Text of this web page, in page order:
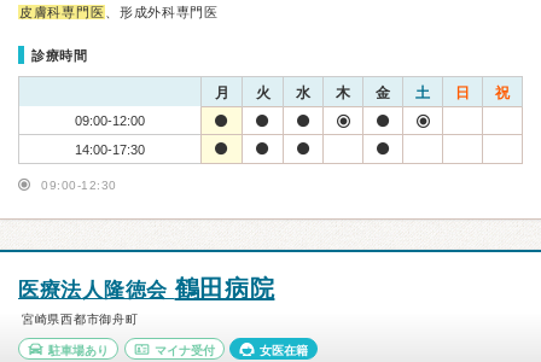
皮膚科専門医 、形成外科専門医
診療時間
月 火 水 木 金 土 日 祝
09:00-12:00
14:00-17:30
09:00-12:30
医療法人隆徳会鶴田病院
宮崎県西都市御舟町
駐車場あり マイナ受付 女医在籍